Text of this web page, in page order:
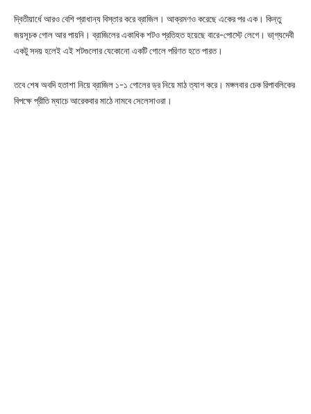
দ্বিতীয়ার্ধে আরও বেশি প্রাধান্য বিস্তার করে ব্রাজিল। আক্রমণও করেছে একের পর এক। কিন্তু
জয়সূচক গোল আর পায়নি। ব্রাজিলের একাধিক শটও প্রতিহত হয়েছে বারে-পোস্টে লেগে। ভা্গ্যদেবী
একটু সদয় হলেই এই শটগুলোর যেকোনো একটি গোলে পরিণত হতে পারত।
তবে শেষ অবদি হতাশা নিয়ে ব্রাজিল ১-১ গোলের ড্র নিয়ে মাঠ ত্যাগ করে। মঙ্গলবার চেক রিপাবলিকের
বিপক্ষে প্রীতি ম্যাচে আরেকবার মাঠে নামবে সেলেসাওরা।